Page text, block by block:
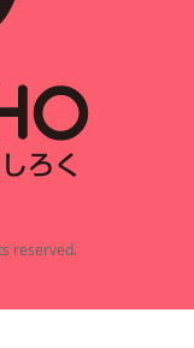
reserved.